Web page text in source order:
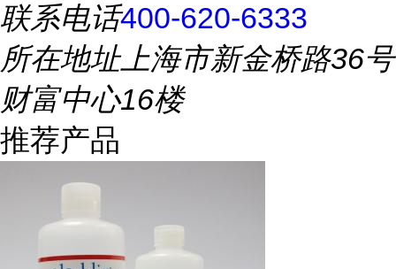
联系电话400-620-6333
所在地址上海市新金桥路36号
财富中心16楼
推荐产品